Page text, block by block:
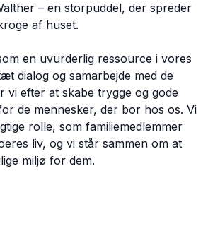
– en storpuddel, der spreder
af huset.
en uvurderlig ressource i vores
dialog og samarbejde med de
efter at skabe trygge og gode
de mennesker, der bor hos os. Vi
rolle, som familiemedlemmer
liv, og vi står sammen om at
miljø for dem.